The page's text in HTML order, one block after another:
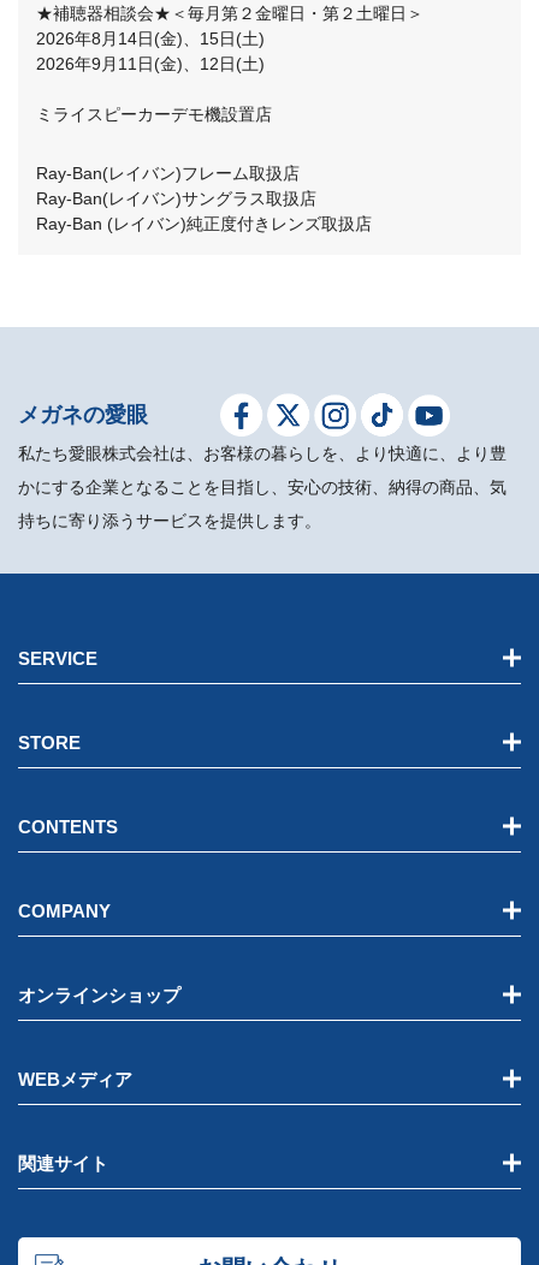
★補聴器相談会★＜毎月第２金曜日・第２土曜日＞
2026年8月14日(金)、15日(土)
2026年9月11日(金)、12日(土)
ミライスピーカーデモ機設置店
Ray-Ban(レイバン)フレーム取扱店
Ray-Ban(レイバン)サングラス取扱店
Ray-Ban (レイバン)純正度付きレンズ取扱店
メガネの愛眼
私たち愛眼株式会社は、お客様の暮らしを、より快適に、より豊
かにする企業となることを目指し、安心の技術、納得の商品、気
持ちに寄り添うサービスを提供します。
SERVICE
STORE
CONTENTS
COMPANY
オンラインショップ
WEBメディア
関連サイト